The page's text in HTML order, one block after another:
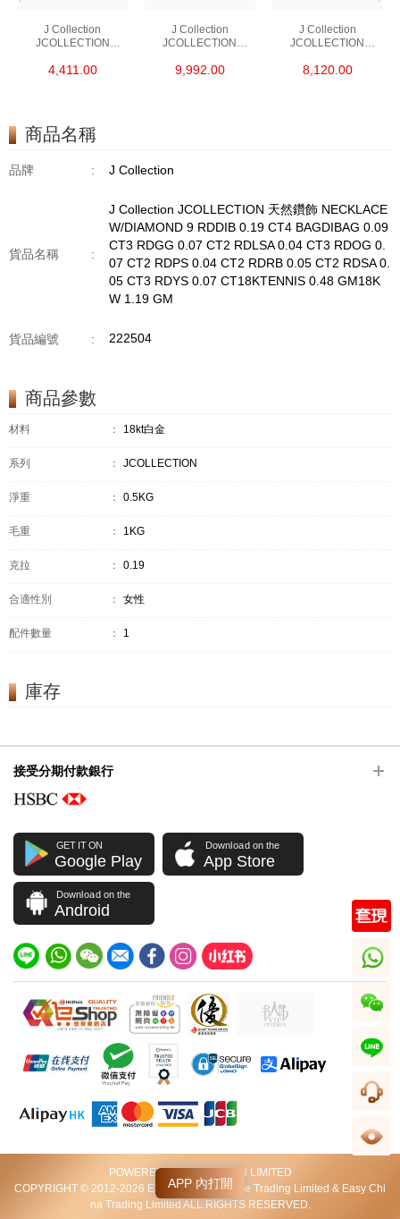
J Collection
JCOLLECTION
RDDI 0.48 CT18KR
4,411.00
J Collection
JCOLLECTION
RDDI 1.34 CT18KW
9,992.00
J Collection
JCOLLECTION
W/DIAMOND 7
8,120.00
商品名稱
品牌 : J Collection
貨品名稱 :
J Collection JCOLLECTION 天然鑽飾 NECKLACE
W/DIAMOND 9 RDDIB 0.19 CT4 BAGDIBAG 0.09
CT3 RDGG 0.07 CT2 RDLSA 0.04 CT3 RDOG 0.
07 CT2 RDPS 0.04 CT2 RDRB 0.05 CT2 RDSA 0.
05 CT3 RDYS 0.07 CT18KTENNIS 0.48 GM18K
W 1.19 GM
貨品編號 : 222504
商品參數
材料 ： 18kt白金
系列 ： JCOLLECTION
淨重 ： 0.5KG
毛重 ： 1KG
克拉 ： 0.19
合適性別 ： 女性
配件數量 ： 1
庫存
APP 內打開
接受分期付款銀行
GET IT ON
Google Play
Download on the
App Store
Download on the
Android
POWERED BY VIP STATION LIMITED
COPYRIGHT © 2012-2026 Excellent World Wide Trading Limited & Easy Chi
na Trading Limited ALL RIGHTS RESERVED.
whatsapp